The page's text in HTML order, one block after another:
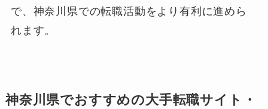
で、神奈川県での転職活動をより有利に進めら
れます。
神奈川県でおすすめの大手転職サイト・